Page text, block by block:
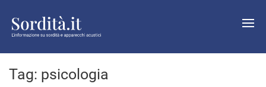
Tag: psicologia